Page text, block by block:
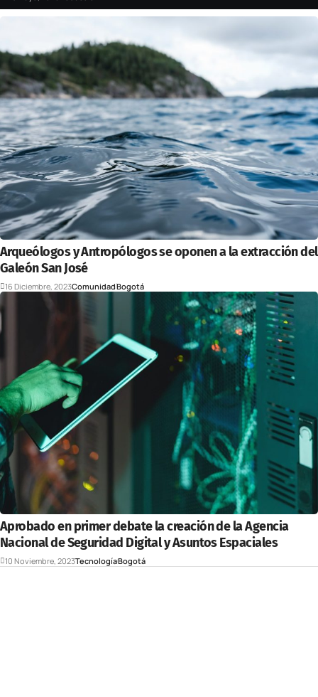
Arqueólogos y Antropólogos se oponen a la extracción del
Galeón San José
16 Diciembre, 2023ComunidadBogotá
Aprobado en primer debate la creación de la Agencia
Nacional de Seguridad Digital y Asuntos Espaciales
10 Noviembre, 2023TecnologíaBogotá